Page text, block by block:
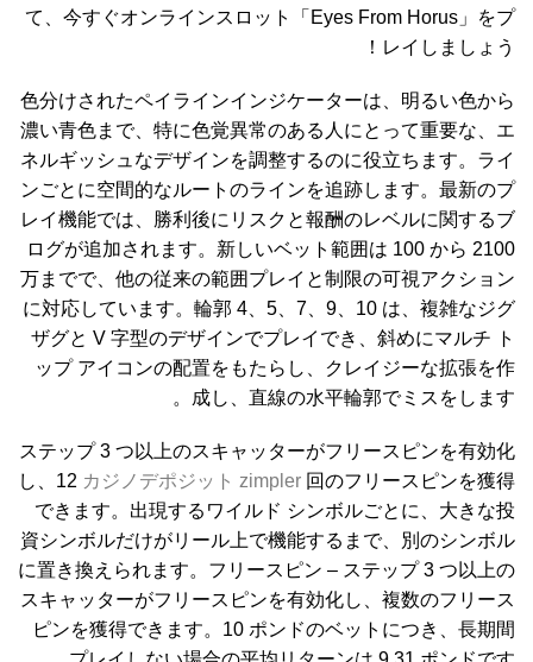
て、今すぐオンラインスロット「Eyes From Horus」をプ
レイしましょう！
色分けされたペイラインインジケーターは、明るい色から
濃い青色まで、特に色覚異常のある人にとって重要な、エ
ネルギッシュなデザインを調整するのに役立ちます。ライ
ンごとに空間的なルートのラインを追跡します。最新のプ
レイ機能では、勝利後にリスクと報酬のレベルに関するブ
ログが追加されます。新しいベット範囲は 100 から 2100
万までで、他の従来の範囲プレイと制限の可視アクション
に対応しています。輪郭 4、5、7、9、10 は、複雑なジグ
ザグと V 字型のデザインでプレイでき、斜めにマルチ ト
ップ アイコンの配置をもたらし、クレイジーな拡張を作
成し、直線の水平輪郭でミスをします。
ステップ 3 つ以上のスキャッターがフリースピンを有効化
し、12 カジノデポジット zimpler 回のフリースピンを獲得
できます。出現するワイルド シンボルごとに、大きな投
資シンボルだけがリール上で機能するまで、別のシンボル
に置き換えられます。フリースピン – ステップ 3 つ以上の
スキャッターがフリースピンを有効化し、複数のフリース
ピンを獲得できます。10 ポンドのベットにつき、長期間